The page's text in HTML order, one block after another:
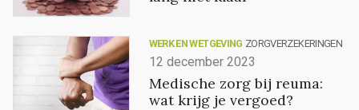
WERK EN WETGEVING ZORGVERZEKERINGEN
12 december 2023
Medische zorg bij reuma:
wat krijg je vergoed?